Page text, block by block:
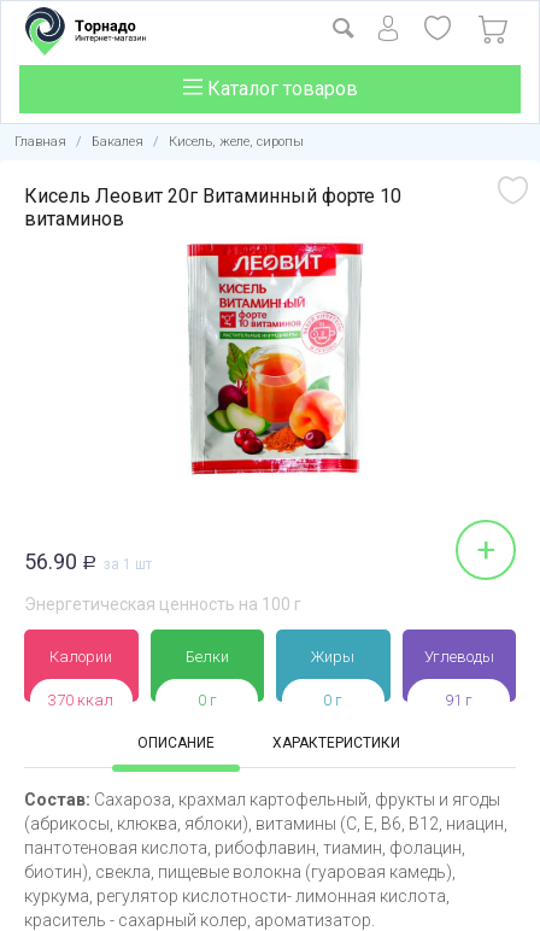
Каталог товаров
Главная / Бакалея / Кисель, желе, сиропы
Кисель Леовит 20г Витаминный форте 10
витаминов
56.90 Р за 1 шт +
Энергетическая ценность на 100 г
Калории
370 ккал
Белки
0 г
Жиры
0 г
Углеводы
91 г
ОПИСАНИЕ ХАРАКТЕРИСТИКИ
Состав: Сахароза, крахмал картофельный, фрукты и ягоды
(абрикосы, клюква, яблоки), витамины (С, Е, В6, В12, ниацин,
пантотеновая кислота, рибофлавин, тиамин, фолацин,
биотин), свекла, пищевые волокна (гуаровая камедь),
куркума, регулятор кислотности- лимонная кислота,
краситель - сахарный колер, ароматизатор.